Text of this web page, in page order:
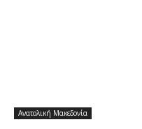
Ανατολική Μακεδονία